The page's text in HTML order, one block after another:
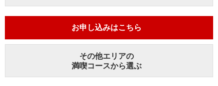
お申し込みはこちら
その他エリアの
満喫コースから選ぶ